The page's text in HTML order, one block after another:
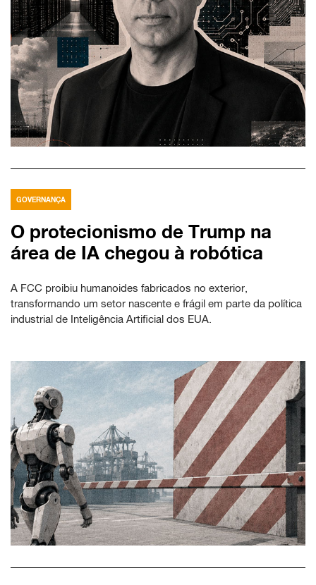
GOVERNANÇA
O protecionismo de Trump na
área de IA chegou à robótica
A FCC proibiu humanoides fabricados no exterior,
transformando um setor nascente e frágil em parte da política
industrial de Inteligência Artificial dos EUA.